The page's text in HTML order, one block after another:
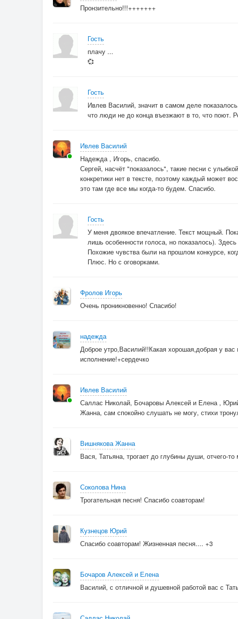
Пронзительно!!!+++++++
Гость
плачу ...
💞
Гость
Ивлев Василий, значит в самом деле
что люди не до конца въезжают в то, что поют.
Ивлев Василий
Надежда , Игорь, спасибо.
Сергей, насчёт "показалось", такие песни с
конкретики нет в тексте, поэтому каждый может
это там где все мы когда-то будем. Спасибо.
Гость
У меня двоякое впечатление. Текст мощный.
лишь особенности голоса, но показалось).
Похожие чувства были на прошлом конкурсе,
Плюс. Но с оговорками.
Фролов Игорь
Очень проникновенно! Спасибо!
надежда
Доброе утро,Василий!!Какая хорошая,добрая у
исполнение!+сердечко
Ивлев Василий
Саллас Николай, Бочаровы Алексей и Елена ,
Жанна, сам спокойно слушать не могу, стихи
Вишнякова Жанна
Вася, Татьяна, трогает до глубины души, отчего-
Соколова Нина
Трогательная песня! Спасибо соавторам!
Кузнецов Юрий
Спасибо соавторам! Жизненная песня.... +3
Бочаров Алексей и Елена
Василий, с отличной и душевной работой вас с